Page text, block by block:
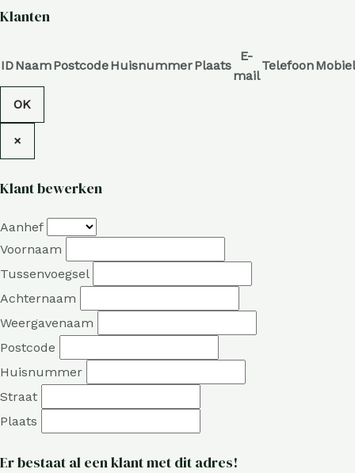
Klanten
IDNaamPostcodeHuisnummerPlaats
E-
mail
TelefoonMobiel
OK
×
Klant bewerken
Aanhef
Voornaam
Tussenvoegsel
Achternaam
Weergavenaam
Postcode
Huisnummer
Straat
Plaats
Er bestaat al een klant met dit adres!